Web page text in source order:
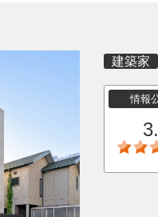
建築家
情報